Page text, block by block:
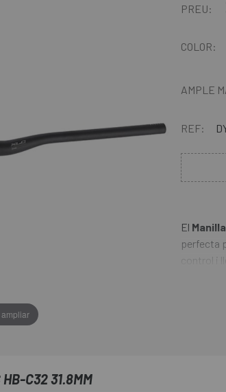
PREU:
COLOR:
AMPLE
REF:
El
perfecta
control i
alumini
C32 31.8MM